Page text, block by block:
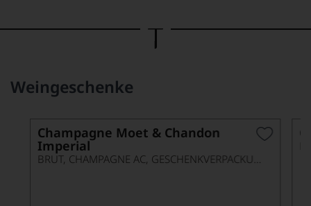
von
Weingeschenke
Champagne Moet & Chandon
Imperial
BRUT, CHAMPAGNE AC, GESCHENKVERPACKUNG